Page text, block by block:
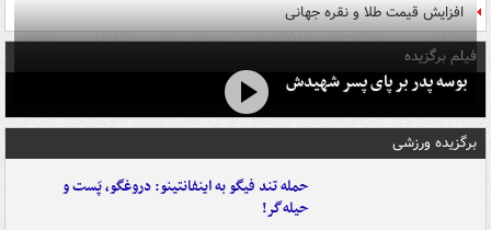
افزایش قیمت طلا و نقره جهانی
فیلم برگزیده
بوسه‌ پدر بر پای پسر شهیدش
برگزیده ورزشی
حمله تند فیگو به اینفانتینو: دروغگو، پَست‌ و
حیله‌گر!